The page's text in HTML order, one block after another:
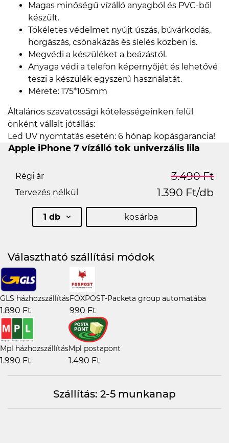
Magas minőségű vízálló anyagból és PVC-ből
készült.
Tökéletes védelmet nyújt úszás, búvárkodás,
horgászás, csónakázás és síelés közben is.
Megvédi a készüléket a beázástól.
Anyaga védi a telefon képernyőjét és lehetővé
teszi a készülék egyszerű használatát.
Mérete: 175*105mm
Általános szavatossági kötelességeinken felül
önként vállalt jótállás:
Led UV nyomtatás esetén: 6 hónap kopásgarancia!
Apple iPhone 7 vízálló tok univerzális lila
Régi ár 3.490 Ft
Tervezés nélkül 1.390 Ft/db
1 db kosárba
Választható szállítási módok
GLS házhozszállítás
1.890 Ft
FOXPOST-Packeta group automatába
990 Ft
Mpl házhozszállítás
1.990 Ft
Mpl postapont
1.490 Ft
Szállítás: 2-5 munkanap